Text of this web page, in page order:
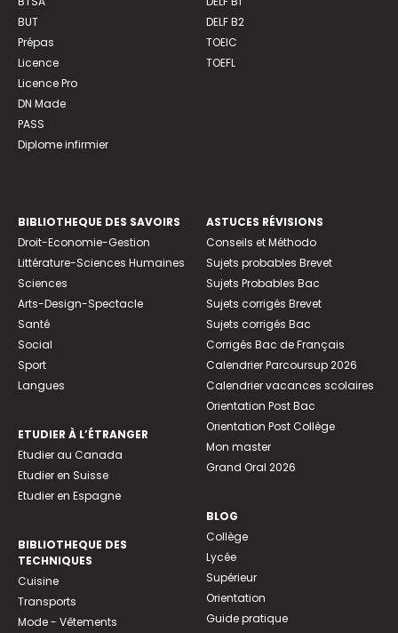
BUT
Prépas
Licence
Licence Pro
DN Made
PASS
Diplome infirmier
DELF B2
TOEIC
TOEFL
BIBLIOTHEQUE DES SAVOIRS
Droit-Economie-Gestion
Littérature-Sciences Humaines
Sciences
Arts-Design-Spectacle
Santé
Social
Sport
Langues
ETUDIER À L’ÉTRANGER
Etudier au Canada
Etudier en Suisse
Etudier en Espagne
BIBLIOTHEQUE DES
TECHNIQUES
Cuisine
Transports
Mode - Vêtements
ASTUCES RÉVISIONS
Conseils et Méthodo
Sujets probables Brevet
Sujets Probables Bac
Sujets corrigés Brevet
Sujets corrigés Bac
Corrigés Bac de Français
Calendrier Parcoursup 2026
Calendrier vacances scolaires
Orientation Post Bac
Orientation Post Collège
Mon master
Grand Oral 2026
BLOG
Collège
Lycée
Supérieur
Orientation
Guide pratique